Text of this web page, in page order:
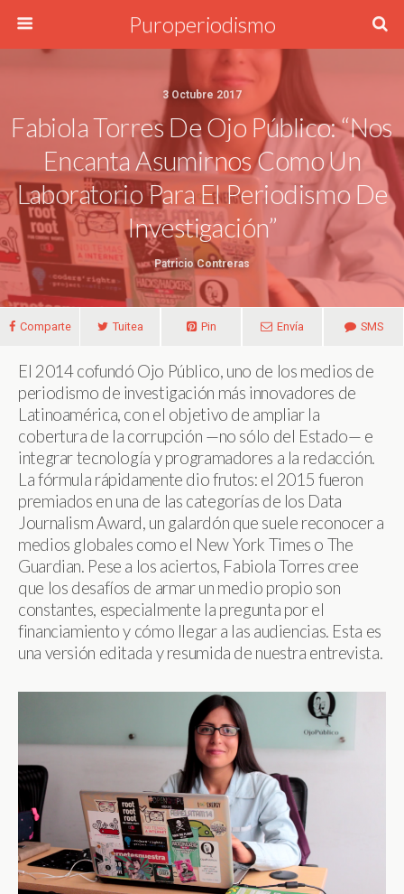
Puroperiodismo
3 Octubre 2017
Fabiola Torres De Ojo Público: “Nos
Encanta Asumirnos Como Un
Laboratorio Para El Periodismo De
Investigación”
Patricio Contreras
Comparte Tuitea Pin Envía SMS
El 2014 cofundó Ojo Público, uno de los medios de
periodismo de investigación más innovadores de
Latinoamérica, con el objetivo de ampliar la
cobertura de la corrupción —no sólo del Estado— e
integrar tecnología y programadores a la redacción.
La fórmula rápidamente dio frutos: el 2015 fueron
premiados en una de las categorías de los Data
Journalism Award, un galardón que suele reconocer a
medios globales como el New York Times o The
Guardian. Pese a los aciertos, Fabiola Torres cree
que los desafíos de armar un medio propio son
constantes, especialmente la pregunta por el
financiamiento y cómo llegar a las audiencias. Esta es
una versión editada y resumida de nuestra entrevista.